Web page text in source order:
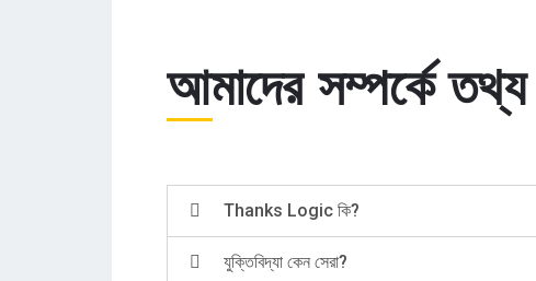
আমাদের সম্পর্কে তথ্য
Thanks Logic কি?
যুক্তিবিদ্যা কেন সেরা?